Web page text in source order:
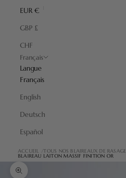
EUR €
GBP £
CHF
Français
Langue
Français
English
Deutsch
Español
ACCUEIL TOUS NOS BLAIREAUX DE RASAGE
BLAIREAU LAITON MASSIF FINITION OR
Zoomer sur l'image